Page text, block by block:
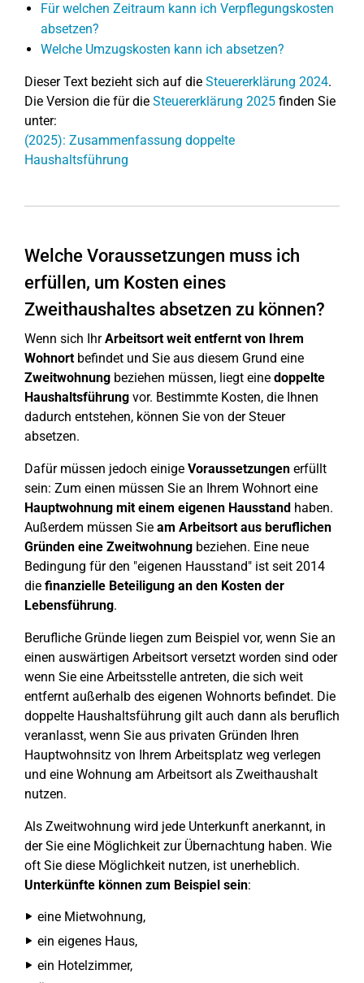
Für welchen Zeitraum kann ich Verpflegungskosten
absetzen?
Welche Umzugskosten kann ich absetzen?
Dieser Text bezieht sich auf die Steuererklärung 2024.
Die Version die für die Steuererklärung 2025 finden Sie
unter:
(2025): Zusammenfassung doppelte
Haushaltsführung
Welche Voraussetzungen muss ich
erfüllen, um Kosten eines
Zweithaushaltes absetzen zu können?
Wenn sich IhrArbeitsort weit entfernt von Ihrem
Wohnortbefindet und Sie aus diesem Grund eine
Zweitwohnung beziehen müssen, liegt eine doppelte
Haushaltsführung vor. Bestimmte Kosten, die Ihnen
dadurch entstehen, können Sie von der Steuer
absetzen.
Dafür müssen jedoch einige Voraussetzungen erfüllt
sein: Zum einen müssen Sie an Ihrem Wohnort eine
Hauptwohnung mit einem eigenen Hausstand haben.
Außerdem müssen Sie am Arbeitsort aus beruflichen
Gründen eine Zweitwohnung beziehen. Eine neue
Bedingung für den "eigenen Hausstand" ist seit 2014
die finanzielle Beteiligung an den Kosten der
Lebensführung.
Berufliche Gründe liegen zum Beispiel vor, wenn Sie an
einen auswärtigen Arbeitsort versetzt worden sind oder
wenn Sie eine Arbeitsstelle antreten, die sich weit
entfernt außerhalb des eigenen Wohnorts befindet. Die
doppelte Haushaltsführung gilt auch dann als beruflich
veranlasst, wenn Sie aus privaten Gründen Ihren
Hauptwohnsitz von Ihrem Arbeitsplatz weg verlegen
und eine Wohnung am Arbeitsort als Zweithaushalt
nutzen.
Als Zweitwohnung wird jede Unterkunft anerkannt, in
der Sie eine Möglichkeit zur Übernachtung haben. Wie
oft Sie diese Möglichkeit nutzen, ist unerheblich.
Unterkünfte können zum Beispiel sein:
eine Mietwohnung,
ein eigenes Haus,
ein Hotelzimmer,